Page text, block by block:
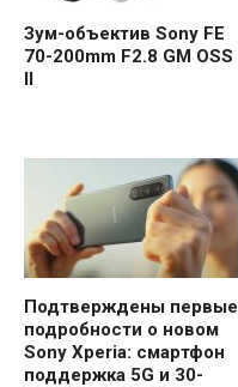
Зум-объектив Sony FE
70-200mm F2.8 GM OSS
II
Подтверждены первые
подробности о новом
Sony Xperia: смартфон
поддержка 5G и 30-